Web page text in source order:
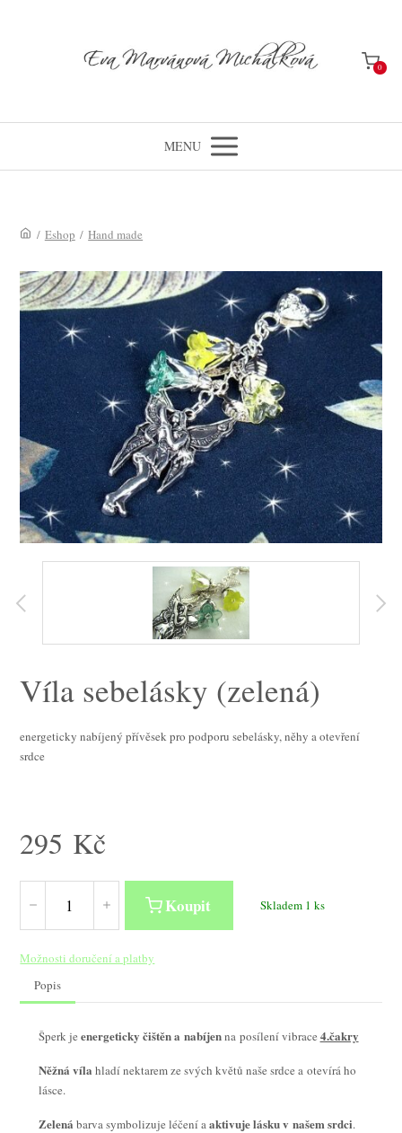
0
MENU
/ Eshop / Hand made
Víla sebelásky (zelená)
energeticky nabíjený přívěsek pro podporu sebelásky, něhy a otevření
srdce
295 Kč
Koupit Skladem 1 ks
Možnosti doručení a platby
Popis
Šperk je energeticky čištěn a nabíjenna posílení vibrace 4.čakry
Něžná víla hladí nektarem ze svých květů naše srdce a otevírá ho
lásce.
Zelená barva symbolizuje léčení aaktivuje lásku v našem srdci.